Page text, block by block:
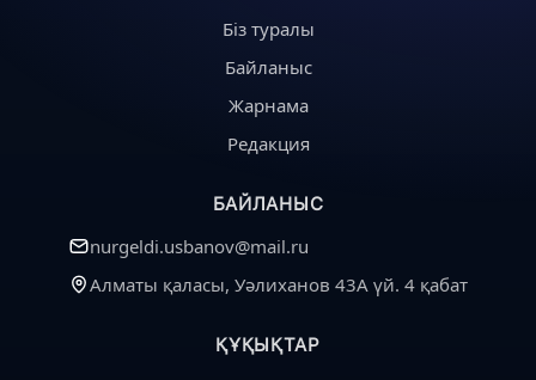
Біз туралы
Байланыс
Жарнама
Редакция
БАЙЛАНЫС
nurgeldi.usbanov@mail.ru
Алматы қаласы, Уәлиханов 43А үй. 4 қабат
ҚҰҚЫҚТАР